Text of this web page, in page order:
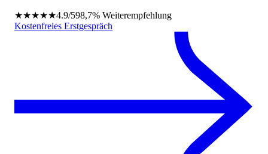
★★★★★4.9/598,7% Weiterempfehlung
Kostenfreies Erstgespräch